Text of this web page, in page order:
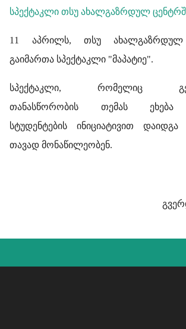
სპექტაკლი თსუ ახალგაზრდულ
11 აპრილს, თსუ ახალგაზრდულ
გაიმართა სპექტაკლი "მაპატიე".
სპექტაკლი, რომელიც
თანასწორობის თემას ეხება
სტუდენტების ინიციატივით
თავად მონაწილეობენ.